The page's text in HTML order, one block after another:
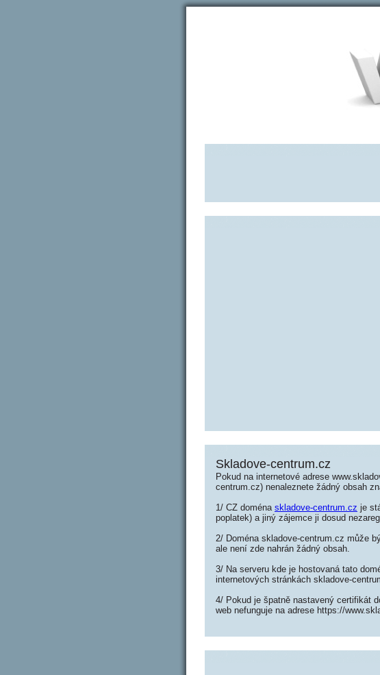
Skladove-centrum.cz
Pokud na internetové adrese
centrum.cz) nenaleznete žádný obsah
1/ CZ doména skladove-centrum.cz je
poplatek) a jiný zájemce ji dosud
2/ Doména skladove-centrum.cz může
ale není zde nahrán žádný obsah.
3/ Na serveru kde je hostovaná tato
internetových stránkách skladove-
4/ Pokud je špatně nastavený certifikát
web nefunguje na adrese https://